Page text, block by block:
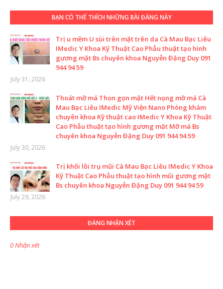
BẠN CÓ THỂ THÍCH NHỮNG BÀI ĐĂNG NÀY
Trị u mềm U sùi trên mặt trên da Cà Mau Bạc Liêu
IMedic Y Khoa Kỹ Thuật Cao Phẫu thuật tạo hình
gương mặt Bs chuyên khoa Nguyễn Đặng Duy 091
944 94 59
July 31, 2026
Thoát mỡ má Thon gọn mặt Hết nọng mỡ má Cà
Mau Bạc Liêu IMedic Mỹ Viện Nano Phòng khám
chuyên khoa Kỹ thuật cao IMedic Y Khoa Kỹ Thuật
Cao Phẫu thuật tạo hình gương mặt Mỡ má Bs
chuyên khoa Nguyễn Đặng Duy 091 944 94 59
July 30, 2026
Trị khối lồi trụ mũi Cà Mau Bạc Liêu IMedic Y Khoa
Kỹ Thuật Cao Phẫu thuật tạo hình mũi gương mặt
Bs chuyên khoa Nguyễn Đặng Duy 091 944 94 59
July 29, 2026
ĐĂNG NHẬN XÉT
0 Nhận xét